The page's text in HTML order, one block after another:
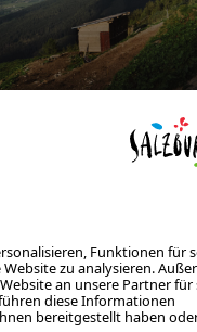
ALM NEU